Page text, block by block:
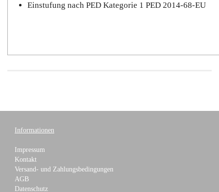
Einstufung nach PED Kategorie 1 PED 2014-68-EU
Informationen
Impressum
Kontakt
Versand- und Zahlungsbedingungen
AGB
Datenschutz